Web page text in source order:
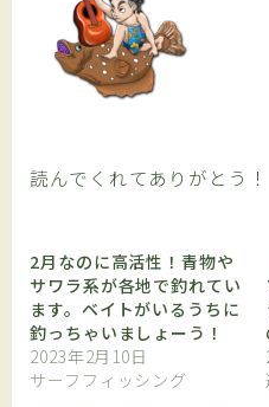
読んでくれてありがとう！
2月なのに高活性！青物や
サワラ系が各地で釣れてい
ます。ベイトがいるうちに
釣っちゃいましょーう！
2023年2月10日
サーフフィッシング